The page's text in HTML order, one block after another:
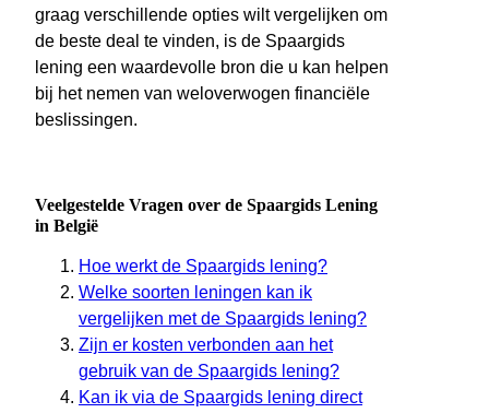
graag verschillende opties wilt vergelijken om
de beste deal te vinden, is de Spaargids
lening een waardevolle bron die u kan helpen
bij het nemen van weloverwogen financiële
beslissingen.
Veelgestelde Vragen over de Spaargids Lening
in België
Hoe werkt de Spaargids lening?
Welke soorten leningen kan ik
vergelijken met de Spaargids lening?
Zijn er kosten verbonden aan het
gebruik van de Spaargids lening?
Kan ik via de Spaargids lening direct